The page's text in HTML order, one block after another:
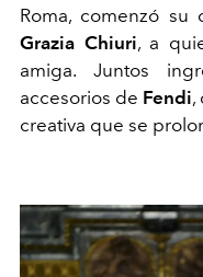
Roma, comenzó
Grazia Chiuri, a
amiga. Juntos
accesorios de Fendi,
creativa que se